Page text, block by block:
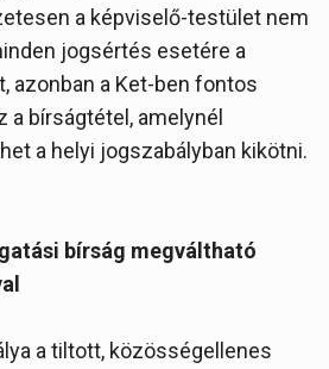
a képviselő-testület nem
jogsértés esetére a
azonban a Ket-ben fontos
a bírságtétel, amelynél
a helyi jogszabályban kikötni.
bírság megváltható
a tiltott, közösségellenes